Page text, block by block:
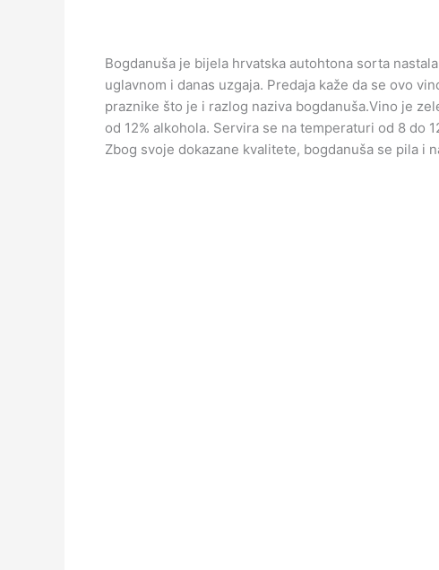
Bogdanuša je bijela hrvatska autohtona sorta
uglavnom i danas uzgaja. Predaja kaže da se ovo
praznike što je i razlog naziva bogdanuša.Vino je
od 12% alkohola. Servira se na temperaturi od 8 do
Zbog svoje dokazane kvalitete, bogdanuša se pila i